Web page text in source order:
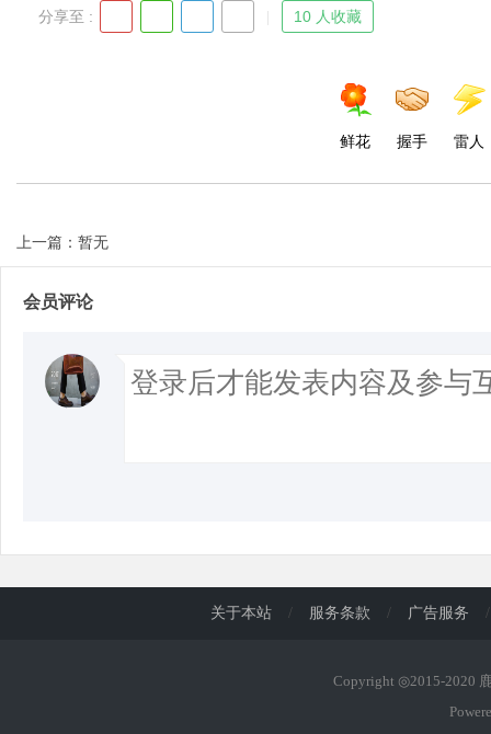
分享至 : 10 人收藏
鲜花 握手 雷人
上一篇：暂无
会员评论
关于本站 / 服务条款 / 广告服务 /
Copyright ◎2015-2020